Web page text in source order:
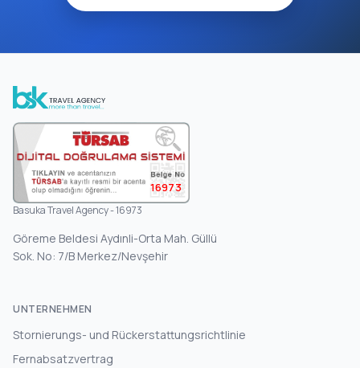
16973
Basuka Travel Agency - 16973
Göreme Beldesi Aydınli-Orta Mah. Güllü
Sok. No: 7/B Merkez/Nevşehir
UNTERNEHMEN
Stornierungs- und Rückerstattungsrichtlinie
Fernabsatzvertrag